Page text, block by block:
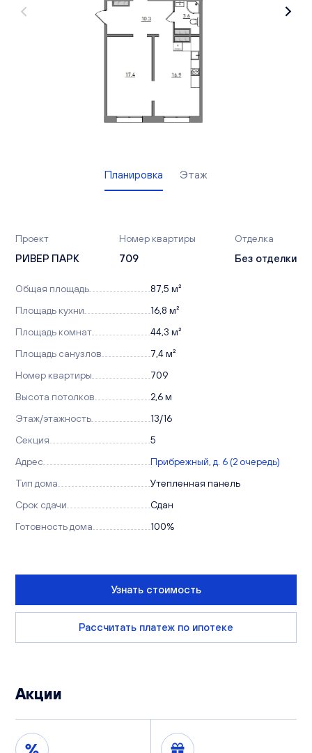
Вакансии
Офисы продаж
Планировка Этаж
Проект
РИВЕР ПАРК
Номер квартиры
709
Отделка
Без отделки
Общая площадь
87,5 м²
Площадь кухни
16,8 м²
Площадь комнат
44,3 м²
Площадь санузлов
7,4 м²
Номер квартиры
709
Высота потолков
2,6 м
Этаж/этажность
13/16
Секция
5
Адрес
Прибрежный, д. 6 (2 очередь)
Тип дома
Утепленная панель
Срок сдачи
Сдан
Готовность дома
100%
Узнать стоимость
Рассчитать платеж по ипотеке
Акции